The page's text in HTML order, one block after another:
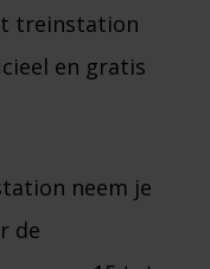
treinstation
en gratis
neem je
de